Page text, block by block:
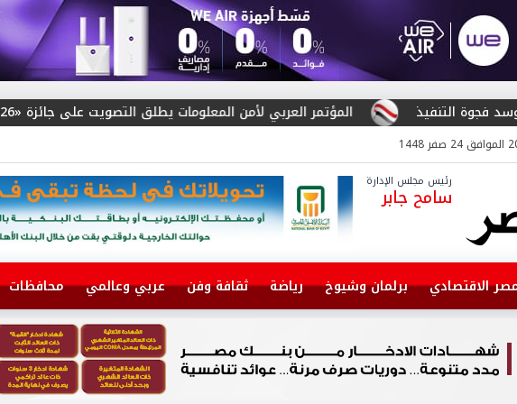
المؤتمر العربي لأمن المعلومات يطلق التصويت على جائزة «Arab Cybersecurity Social Media Influencer Award 2026»
رئيس مجلس الإدارة
سامح جابر
الاقتصادي برلمان وشيوخ رياضة ثقافة وفن عربي وعالمي محافظات